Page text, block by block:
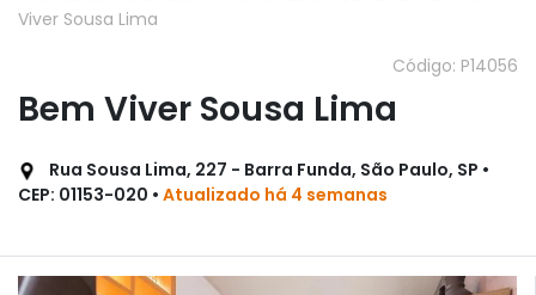
Viver Sousa Lima
Código: P14056
Bem Viver Sousa Lima
Rua Sousa Lima, 227 - Barra Funda, São Paulo, SP •
CEP: 01153-020 • Atualizado há 4 semanas